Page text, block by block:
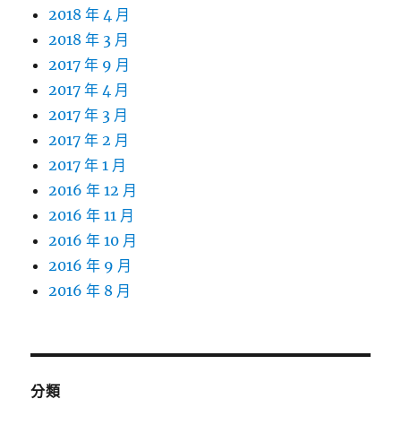
2018 年 4 月
2018 年 3 月
2017 年 9 月
2017 年 4 月
2017 年 3 月
2017 年 2 月
2017 年 1 月
2016 年 12 月
2016 年 11 月
2016 年 10 月
2016 年 9 月
2016 年 8 月
分類